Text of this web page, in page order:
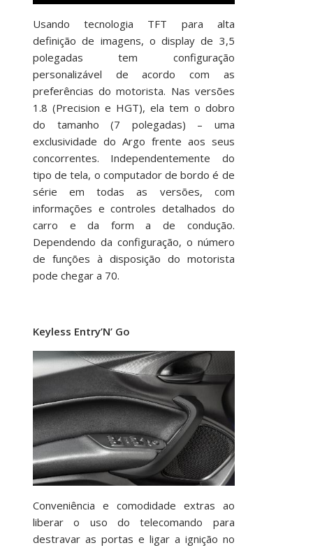
Usando tecnologia TFT para alta
definição de imagens, o display de 3,5
polegadas tem configuração
personalizável de acordo com as
preferências do motorista. Nas versões
1.8 (Precision e HGT), ela tem o dobro
do tamanho (7 polegadas) – uma
exclusividade do Argo frente aos seus
concorrentes. Independentemente do
tipo de tela, o computador de bordo é de
série em todas as versões, com
informações e controles detalhados do
carro e da form a de condução.
Dependendo da configuração, o número
de funções à disposição do motorista
pode chegar a 70.
Keyless Entry’N’ Go
Conveniência e comodidade extras ao
liberar o uso do telecomando para
destravar as portas e ligar a ignição no